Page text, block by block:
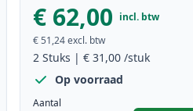
€ 62,00 incl. btw
€ 51,24excl. btw
2 Stuks | € 31,00 /stuk
Op voorraad
Aantal